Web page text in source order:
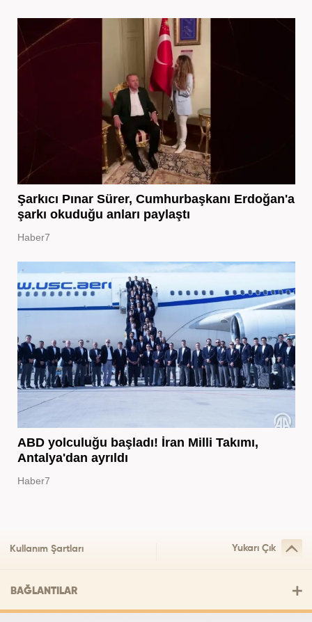
Şarkıcı Pınar Sürer, Cumhurbaşkanı Erdoğan'a
şarkı okuduğu anları paylaştı
Haber7
ABD yolculuğu başladı! İran Milli Takımı,
Antalya'dan ayrıldı
Haber7
Kullanım Şartları Yukarı Çık
BAĞLANTILAR